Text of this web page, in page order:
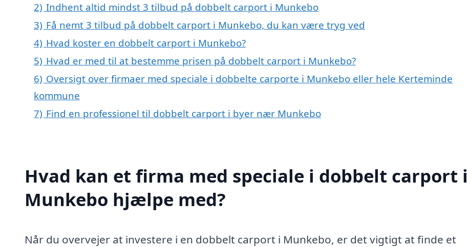
2) Indhent altid mindst 3 tilbud på dobbelt carport i Munkebo
3) Få nemt 3 tilbud på dobbelt carport i Munkebo, du kan være tryg ved
4) Hvad koster en dobbelt carport i Munkebo?
5) Hvad er med til at bestemme prisen på dobbelt carport i Munkebo?
6) Oversigt over firmaer med speciale i dobbelte carporte i Munkebo eller hele Kerteminde
kommune
7) Find en professionel til dobbelt carport i byer nær Munkebo
Hvad kan et firma med speciale i dobbelt carport i
Munkebo hjælpe med?
Når du overvejer at investere i en dobbelt carport i Munkebo, er det vigtigt at finde et